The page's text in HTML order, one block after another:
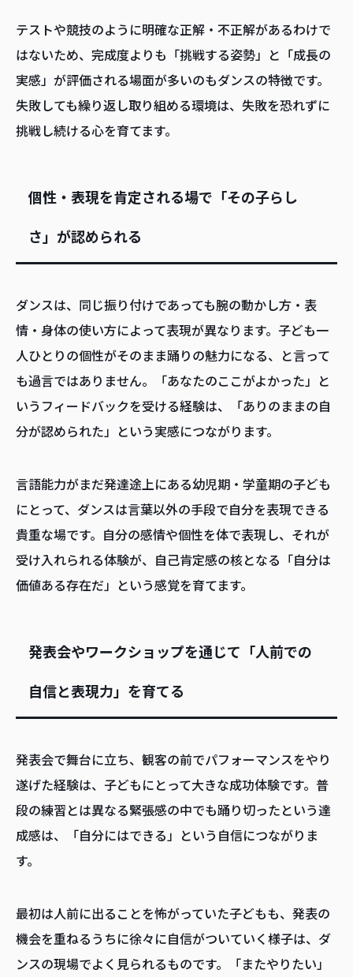
テストや競技のように明確な正解・不正解があるわけで
はないため、完成度よりも「挑戦する姿勢」と「成長の
実感」が評価される場面が多いのもダンスの特徴です。
失敗しても繰り返し取り組める環境は、失敗を恐れずに
挑戦し続ける心を育てます。
個性・表現を肯定される場で「その子らし
さ」が認められる
ダンスは、同じ振り付けであっても腕の動かし方・表
情・身体の使い方によって表現が異なります。子ども一
人ひとりの個性がそのまま踊りの魅力になる、と言って
も過言ではありません。「あなたのここがよかった」と
いうフィードバックを受ける経験は、「ありのままの自
分が認められた」という実感につながります。
言語能力がまだ発達途上にある幼児期・学童期の子ども
にとって、ダンスは言葉以外の手段で自分を表現できる
貴重な場です。自分の感情や個性を体で表現し、それが
受け入れられる体験が、自己肯定感の核となる「自分は
価値ある存在だ」という感覚を育てます。
発表会やワークショップを通じて「人前での
自信と表現力」を育てる
発表会で舞台に立ち、観客の前でパフォーマンスをやり
遂げた経験は、子どもにとって大きな成功体験です。普
段の練習とは異なる緊張感の中でも踊り切ったという達
成感は、「自分にはできる」という自信につながりま
す。
最初は人前に出ることを怖がっていた子どもも、発表の
機会を重ねるうちに徐々に自信がついていく様子は、ダ
ンスの現場でよく見られるものです。「またやりたい」